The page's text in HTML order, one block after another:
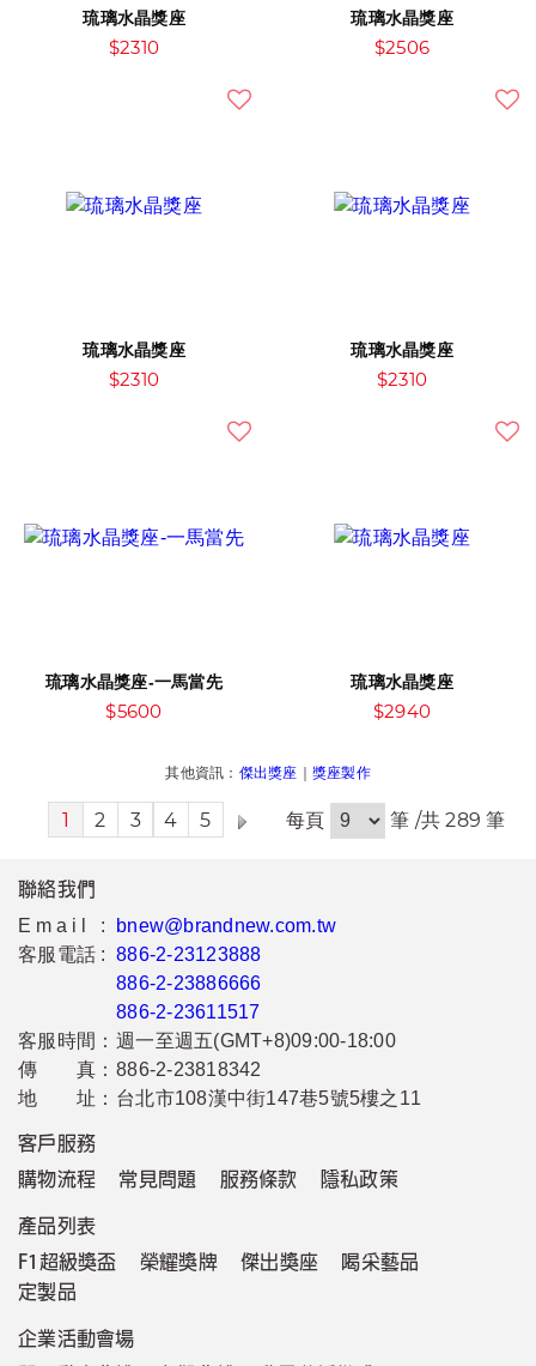
琉璃水晶獎座
$2310
琉璃水晶獎座
$2506
琉璃水晶獎座
$2310
琉璃水晶獎座
$2310
琉璃水晶獎座-一馬當先
$5600
琉璃水晶獎座
$2940
其他資訊： 傑出獎座 獎座製作
1 2 3 4 5 每頁 筆 /共 289 筆
聯絡我們
Email :
bnew@brandnew.com.tw
客服電話 : 886-2-23123888
886-2-23886666
886-2-23611517
客服時間： 週一至週五(GMT+8)09:00-18:00
傳 真： 886-2-23818342
地 址： 台北市108漢中街147巷5號5樓之11
客戶服務
購物流程
常見問題 服務條款 隱私政策
產品列表
F1超級獎盃
榮耀獎牌 傑出獎座
喝采藝品
定製品
企業活動會場